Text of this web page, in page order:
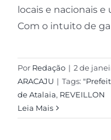
locais e nacionais
Com o intuito de
Por Redação | 2 de
ARACAJU | Tags:
de Atalaia, REVEILLON
Leia Mais